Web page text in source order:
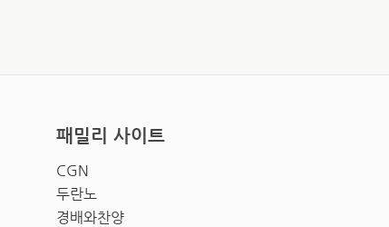
패밀리 사이트
CGN
두란노
경배와찬양